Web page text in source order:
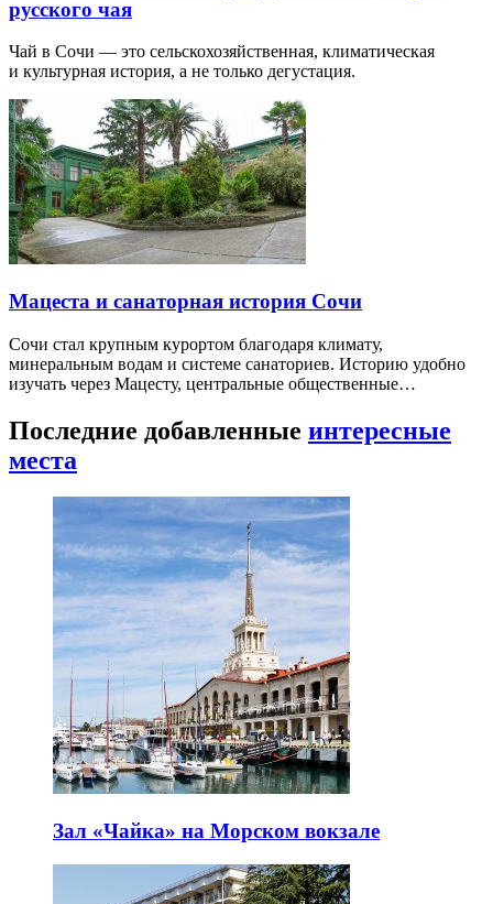
русского чая
Чай в Сочи — это сельскохозяйственная, климатическая
и культурная история, а не только дегустация.
Мацеста и санаторная история Сочи
Сочи стал крупным курортом благодаря климату,
минеральным водам и системе санаториев. Историю удобно
изучать через Мацесту, центральные общественные…
Последние добавленные интересные
места
Зал «Чайка» на Морском вокзале